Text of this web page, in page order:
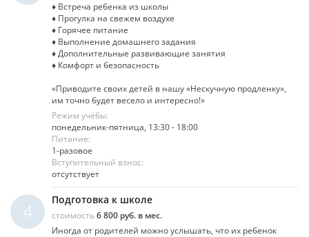
♦ Встреча ребенка из школы
♦ Прогулка на свежем воздухе
♦ Горячее питание
♦ Выполнение домашнего задания
♦ Дополнительные развивающие занятия
♦ Комфорт и безопасность
«Приводите своих детей в нашу «Нескучную продленку»,
им точно будет весело и интересно!»
Режим учёбы:
понедельник-пятница, 13:30 - 18:00
Питание:
1-разовое
Вступительный взнос:
отсутствует
4
Подготовка к школе
стоимость6 800 руб. в мес.
Иногда от родителей можно услышать, что их ребенок